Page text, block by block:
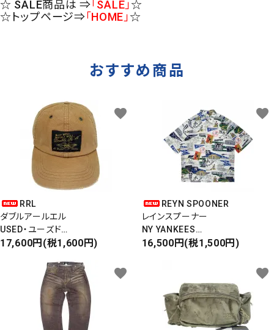
☆ SALE商品は ⇒「SALE」☆
☆トップページ⇒「HOME」☆
おすすめ商品
RRL
ダブルアールエル
USED・ユーズド
6PANEL CAP
17,600円(税1,600円)
favorite
REYN SPOONER
レインスプーナー
NY YANKEES
ニューヨークヤンキース
16,500円(税1,500円)
favorite
favorite favorite